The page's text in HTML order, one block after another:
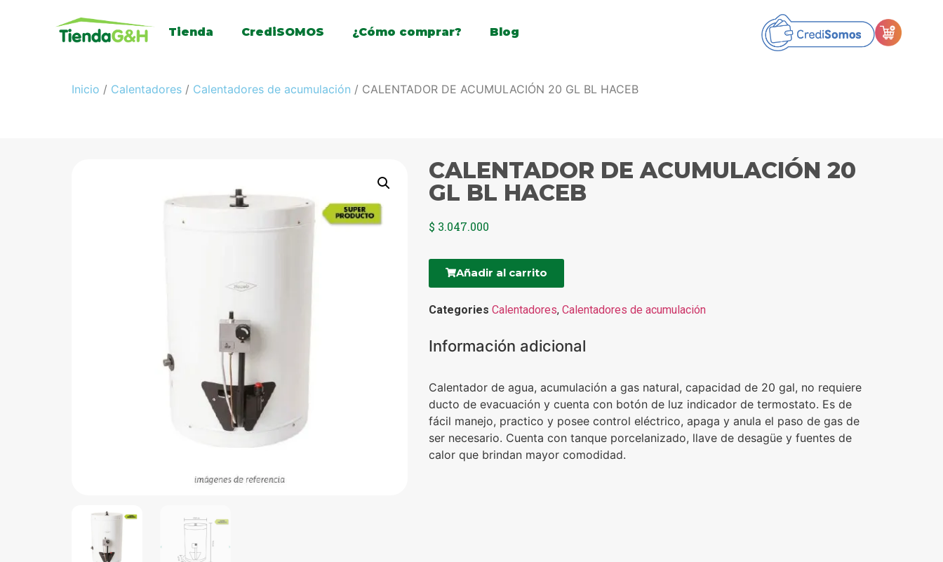
Tienda CrediSOMOS ¿Cómo comprar? Blog
Inicio / Calentadores / Calentadores de acumulación / CALENTADOR DE ACUMULACIÓN 20 GL BL HACEB
CALENTADOR DE ACUMULACIÓN 20
GL BL HACEB
$ 3.047.000
Añadir al carrito
Categories Calentadores, Calentadores de acumulación
Información adicional
Calentador de agua, acumulación a gas natural, capacidad de 20 gal, no requiere
ducto de evacuación y cuenta con botón de luz indicador de termostato. Es de
fácil manejo, practico y posee control eléctrico, apaga y anula el paso de gas de
ser necesario. Cuenta con tanque porcelanizado, llave de desagüe y fuentes de
calor que brindan mayor comodidad.